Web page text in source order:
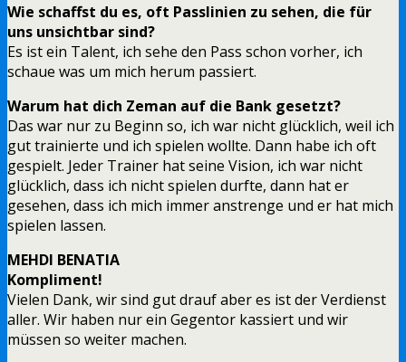
Wie schaffst du es, oft Passlinien zu sehen, die für
uns unsichtbar sind?
Es ist ein Talent, ich sehe den Pass schon vorher, ich
schaue was um mich herum passiert.
Warum hat dich Zeman auf die Bank gesetzt?
Das war nur zu Beginn so, ich war nicht glücklich, weil ich
gut trainierte und ich spielen wollte. Dann habe ich oft
gespielt. Jeder Trainer hat seine Vision, ich war nicht
glücklich, dass ich nicht spielen durfte, dann hat er
gesehen, dass ich mich immer anstrenge und er hat mich
spielen lassen.
MEHDI BENATIA
Kompliment!
Vielen Dank, wir sind gut drauf aber es ist der Verdienst
aller. Wir haben nur ein Gegentor kassiert und wir
müssen so weiter machen.